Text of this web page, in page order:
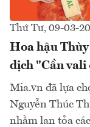
Thứ Tư, 09-03-
Hoa hậu
dịch "Cần
Mia.vn đã lựa
Nguyễn Thúc
nhằm lan tỏa